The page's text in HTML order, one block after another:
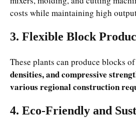
costs while maintaining high
3. Flexible Block
These plants can produce blocks of
densities, and compressive
various regional construction
4. Eco-Friendly and